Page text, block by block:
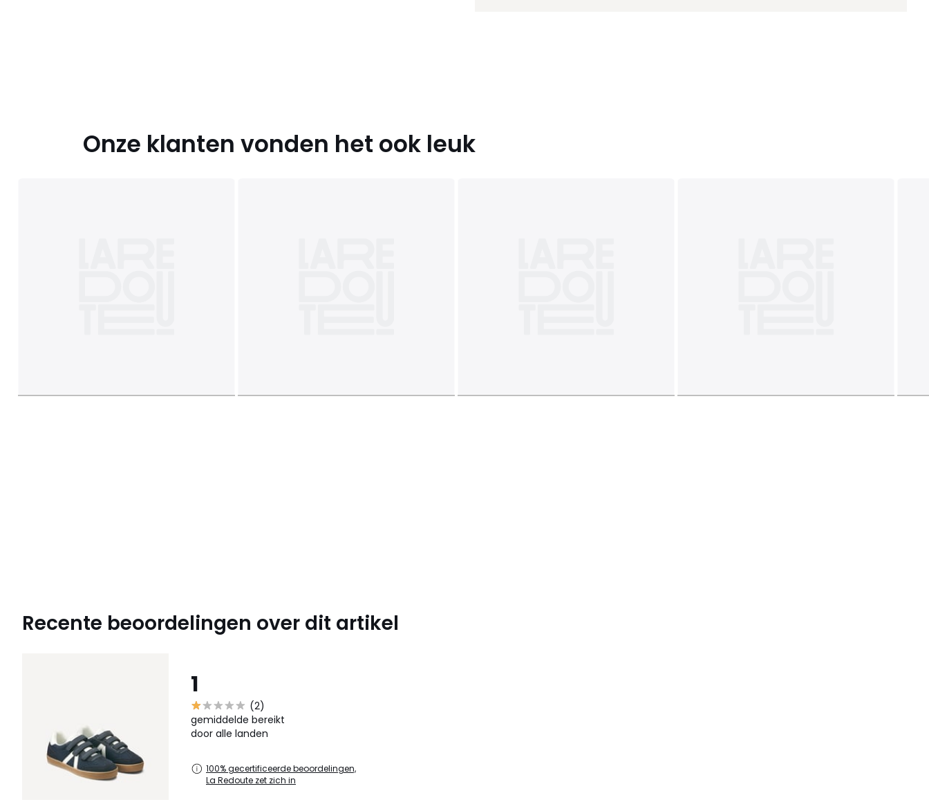
Onze klanten vonden het ook leuk
Recente beoordelingen over dit artikel
1
(2)
gemiddelde bereikt
door alle landen
100% gecertificeerde beoordelingen,
La Redoute zet zich in